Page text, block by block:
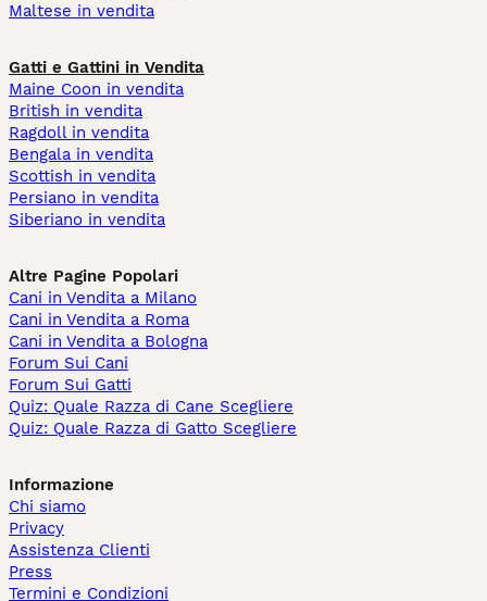
Maltese in vendita
Gatti e Gattini in Vendita
Maine Coon in vendita
British in vendita
Ragdoll in vendita
Bengala in vendita
Scottish in vendita
Persiano in vendita
Siberiano in vendita
Altre Pagine Popolari
Cani in Vendita a Milano
Cani in Vendita a Roma
Cani in Vendita a Bologna
Forum Sui Cani
Forum Sui Gatti
Quiz: Quale Razza di Cane Scegliere
Quiz: Quale Razza di Gatto Scegliere
Informazione
Chi siamo
Privacy
Assistenza Clienti
Press
Termini e Condizioni